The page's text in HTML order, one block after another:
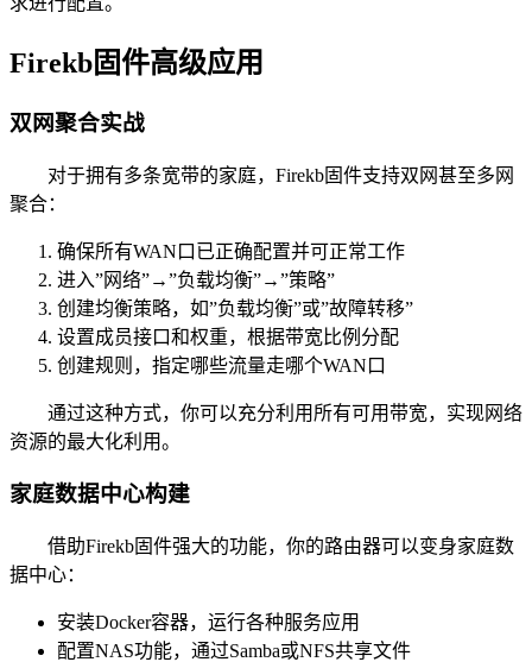
Firekb固件高级应用
双网聚合实战
对于拥有多条宽带的家庭，Firekb固件支持双网甚至多网
聚合：
确保所有WAN口已正确配置并可正常工作
进入”网络”→”负载均衡”→”策略”
创建均衡策略，如”负载均衡”或”故障转移”
设置成员接口和权重，根据带宽比例分配
创建规则，指定哪些流量走哪个WAN口
通过这种方式，你可以充分利用所有可用带宽，实现网络
资源的最大化利用。
家庭数据中心构建
借助Firekb固件强大的功能，你的路由器可以变身家庭数
据中心：
安装Docker容器，运行各种服务应用
配置NAS功能，通过Samba或NFS共享文件